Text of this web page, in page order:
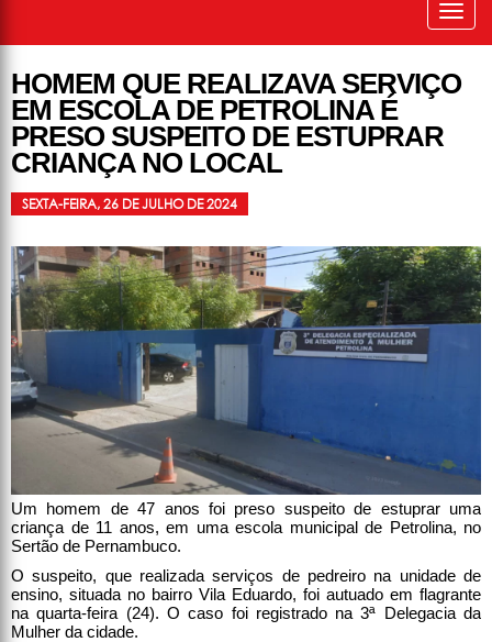
HOMEM QUE REALIZAVA SERVIÇO
EM ESCOLA DE PETROLINA É
PRESO SUSPEITO DE ESTUPRAR
CRIANÇA NO LOCAL
SEXTA-FEIRA, 26 DE JULHO DE 2024
Um homem de 47 anos foi preso suspeito de estuprar uma
criança de 11 anos, em uma escola municipal de Petrolina, no
Sertão de Pernambuco.
O suspeito, que realizada serviços de pedreiro na unidade de
ensino, situada no bairro Vila Eduardo, foi autuado em flagrante
na quarta-feira (24). O caso foi registrado na 3ª Delegacia da
Mulher da cidade.